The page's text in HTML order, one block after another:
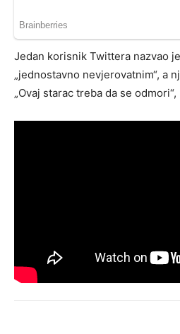
Jedan korisnik Twittera nazvao
„jednostavno nevjerovatnim“, a
„Ovaj starac treba da se odmori“,